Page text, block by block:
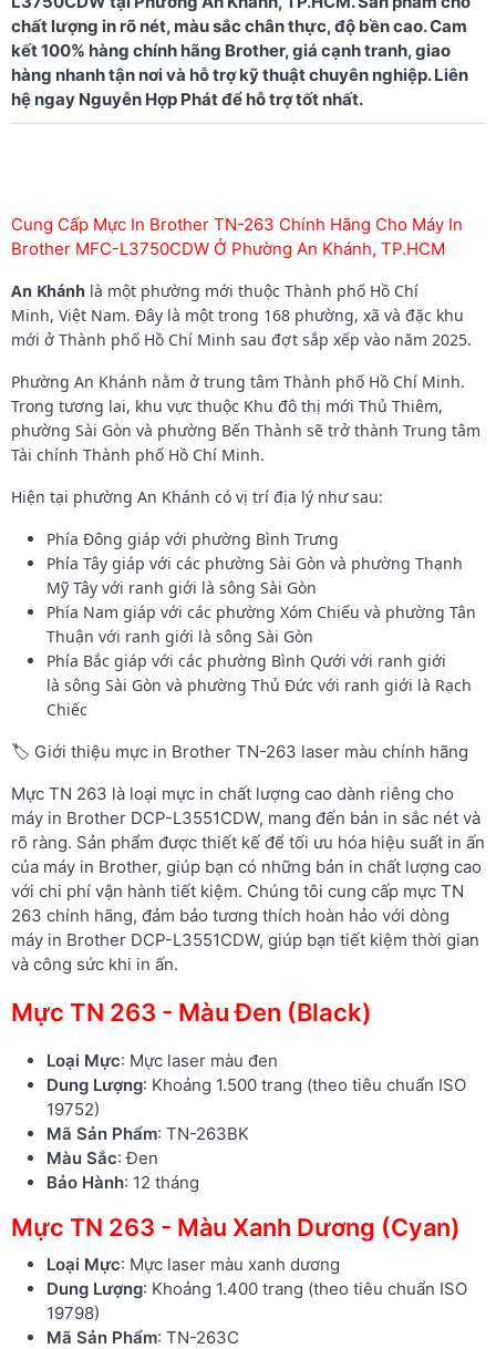
chất lượng in rõ nét, màu sắc chân thực, độ bền cao. Cam
kết 100% hàng chính hãng Brother, giá cạnh tranh, giao
hàng nhanh tận nơi và hỗ trợ kỹ thuật chuyên nghiệp. Liên
Cung Cấp Mực In Brother TN-263 Chính Hãng Cho Máy In
Brother MFC-L3750CDW Ở Phường An Khánh, TP.HCM
An Khánh là một phường mới thuộc Thành phố Hồ Chí
Minh, Việt Nam. Đây là một trong 168 phường, xã và đặc khu
mới ở Thành phố Hồ Chí Minh sau đợt sắp xếp vào năm 2025.
Phường An Khánh nằm ở trung tâm Thành phố Hồ Chí Minh.
Trong tương lai, khu vực thuộc Khu đô thị mới Thủ Thiêm,
phường Sài Gòn và phường Bến Thành sẽ trở thành Trung tâm
Tài chính Thành phố Hồ Chí Minh.
Hiện tại phường An Khánh có vị trí địa lý như sau:
Phía Đông giáp với phường Bình Trưng
Phía Tây giáp với các phường Sài Gòn và phường Thạnh
Mỹ Tây với ranh giới là sông Sài Gòn
Phía Nam giáp với các phường Xóm Chiếu và phường Tân
Thuận với ranh giới là sông Sài Gòn
Phía Bắc giáp với các phường Bình Qưới với ranh giới
là sông Sài Gòn và phường Thủ Đức với ranh giới là Rạch
Chiếc
🏷️ Giới thiệu mực in Brother TN-263 laser màu chính hãng
Mực TN 263 là loại mực in chất lượng cao dành riêng cho
máy in Brother DCP-L3551CDW, mang đến bản in sắc nét và
rõ ràng. Sản phẩm được thiết kế để tối ưu hóa hiệu suất in ấn
của máy in Brother, giúp bạn có những bản in chất lượng cao
với chi phí vận hành tiết kiệm. Chúng tôi cung cấp mực TN
263 chính hãng, đảm bảo tương thích hoàn hảo với dòng
máy in Brother DCP-L3551CDW, giúp bạn tiết kiệm thời gian
và công sức khi in ấn.
Mực TN 263 - Màu Đen (Black)
Loại Mực: Mực laser màu đen
Dung Lượng: Khoảng 1.500 trang (theo tiêu chuẩn ISO
19752)
Mã Sản Phẩm: TN-263BK
Màu Sắc: Đen
Bảo Hành: 12 tháng
Mực TN 263 - Màu Xanh Dương (Cyan)
Loại Mực: Mực laser màu xanh dương
Dung Lượng: Khoảng 1.400 trang (theo tiêu chuẩn ISO
19798)
Mã Sản Phẩm: TN-263C